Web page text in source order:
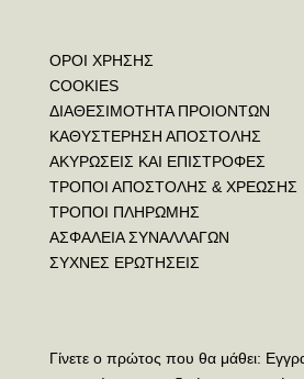
ΟΡΟΙ ΧΡΗΣΗΣ
COOKIES
ΔΙΑΘΕΣΙΜΟΤΗΤΑ ΠΡΟΙΟΝΤΩΝ
ΚΑΘΥΣΤΕΡΗΣΗ ΑΠΟΣΤΟΛΗΣ
ΑΚΥΡΩΣΕΙΣ ΚΑΙ ΕΠΙΣΤΡΟΦΕΣ
ΤΡΟΠΟΙ ΑΠΟΣΤΟΛΗΣ & ΧΡΕΩΣΗΣ
ΤΡΟΠΟΙ ΠΛΗΡΩΜΗΣ
ΑΣΦΑΛΕΙΑ ΣΥΝΑΛΛΑΓΩΝ
ΣΥΧΝΕΣ ΕΡΩΤΗΣΕΙΣ
Γίνετε ο πρώτος που θα μάθει: